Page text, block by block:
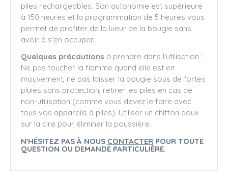
piles rechargeables. Son autonomie est supérieure
à 150 heures et la programmation de 5 heures vous
permet de profiter de la lueur de la bougie sans
avoir à s'en occuper.
Quelques précautions à prendre dans l'utilisation :
Ne pas toucher la flamme quand elle est en
mouvement, ne pas laisser la bougie sous de fortes
pluies sans protection, retirer les piles en cas de
non-utilisation (comme vous devez le faire avec
tous vos appareils à piles). Utiliser un chiffon doux
sur la cire pour éliminer la poussière.
N'HÉSITEZ PAS À NOUS CONTACTER POUR TOUTE
QUESTION OU DEMANDE PARTICULIÈRE.